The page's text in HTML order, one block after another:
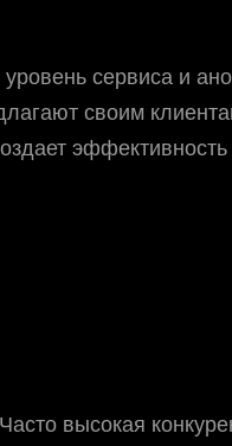
сервиса и
своим
высокая